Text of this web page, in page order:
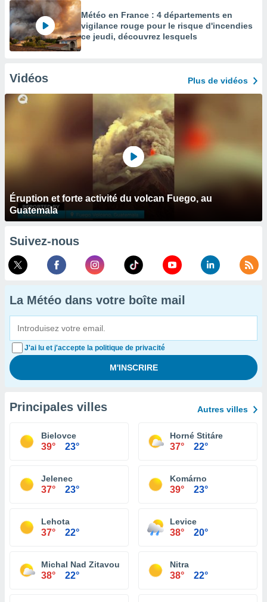
Météo en France : 4 départements en
vigilance rouge pour le risque d'incendies
ce jeudi, découvrez lesquels
Vidéos Plus de vidéos
Éruption et forte activité du volcan Fuego, au
Guatemala
Suivez-nous
La Météo dans votre boîte mail
J'ai lu et j'accepte la politique de privacité
Principales villes Autres villes
Bielovce
39° 23°
Horné Stitáre
37° 22°
Jelenec
37° 23°
Komárno
39° 23°
Lehota
37° 22°
Levice
38° 20°
Michal Nad Zitavou
38° 22°
Nitra
38° 22°